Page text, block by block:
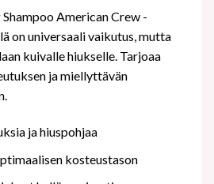
American Crew -
on universaali vaikutus, mutta
kuivalle hiukselle. Tarjoaa
ja miellyttävän
ja hiuspohjaa
kosteustason